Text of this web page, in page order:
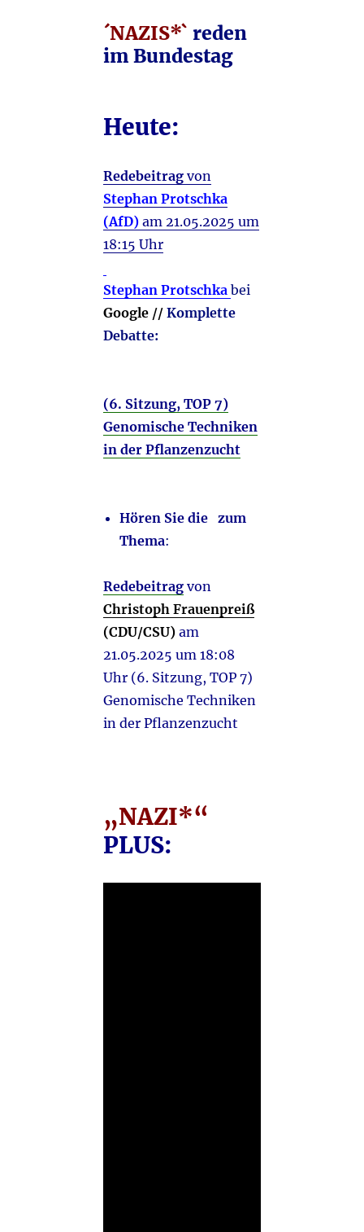
´NAZIS*` reden
im Bundestag
Heute:
Redebeitragvon
Stephan Protschka
(AfD) am 21.05.2025 um
18:15 Uhr
Stephan Protschka bei
Google // Komplette
Debatte:
(6. Sitzung, TOP 7)
Genomische Techniken
in der Pflanzenzucht
Hören Sie die zum
Thema:
Redebeitragvon
Christoph Frauenpreiß
(CDU/CSU)am
21.05.2025 um 18:08
Uhr (6. Sitzung, TOP 7)
Genomische Techniken
in der Pflanzenzucht
„NAZI*“
PLUS: